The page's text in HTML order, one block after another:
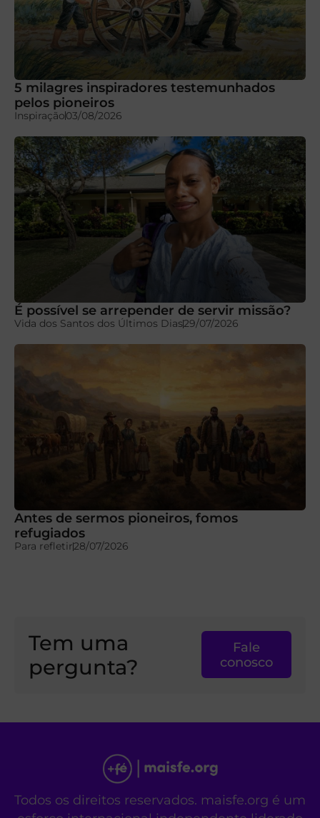
5 milagres inspiradores testemunhados
pelos pioneiros
Inspiração03/08/2026
É possível se arrepender de servir missão?
Vida dos Santos dos Últimos Dias29/07/2026
Antes de sermos pioneiros, fomos
refugiados
Para refletir28/07/2026
Tem uma
pergunta?
Fale
conosco
Todos os direitos reservados. maisfe.org é um